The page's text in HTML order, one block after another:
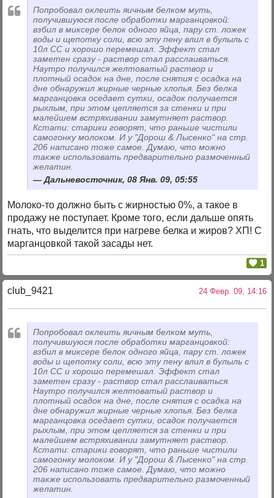
Попробовал оклеить яичным белком муть,
получившуюся после обработки марганцовкой:
взбил в миксере белок одного яйца, пару ст. ложек
воды и щепотку соли, всю эту пену влил в булыль с
10л СС и хорошо перемешал. Эффект стал
заметен сразу - раствор стал расслаиваться.
Наутро получился желтоватый раствор и
плотный осадок на дне, после снятия с осадка на
дне обнаружил жирные черные хлопья. Без белка
марганцовка оседает сутки, осадок получается
рыхлым, при этом цепляется за стенки и при
малейшем встряхивании замутняет раствор.
Кстати: старики говорят, что раньше чистили
самогонку молоком. И у "Дорош & Лысенко" на стр.
206 написано тоже самое. Думаю, что можно
также использовать предварительно размоченный
желатин.
Дальневосточник, 08 Янв. 09, 05:55
Молоко-то должно быть с жирностью 0%, а такое в
продажу не поступает. Кроме того, если дальше опять
гнать, что выделится при нагреве белка и жиров? ХП! С
марганцовкой такой засады нет.
1
club_9421 24 Февр. 09, 14:16
Попробовал оклеить яичным белком муть,
получившуюся после обработки марганцовкой:
взбил в миксере белок одного яйца, пару ст. ложек
воды и щепотку соли, всю эту пену влил в булыль с
10л СС и хорошо перемешал. Эффект стал
заметен сразу - раствор стал расслаиваться.
Наутро получился желтоватый раствор и
плотный осадок на дне, после снятия с осадка на
дне обнаружил жирные черные хлопья. Без белка
марганцовка оседает сутки, осадок получается
рыхлым, при этом цепляется за стенки и при
малейшем встряхивании замутняет раствор.
Кстати: старики говорят, что раньше чистили
самогонку молоком. И у "Дорош & Лысенко" на стр.
206 написано тоже самое. Думаю, что можно
также использовать предварительно размоченный
желатин.